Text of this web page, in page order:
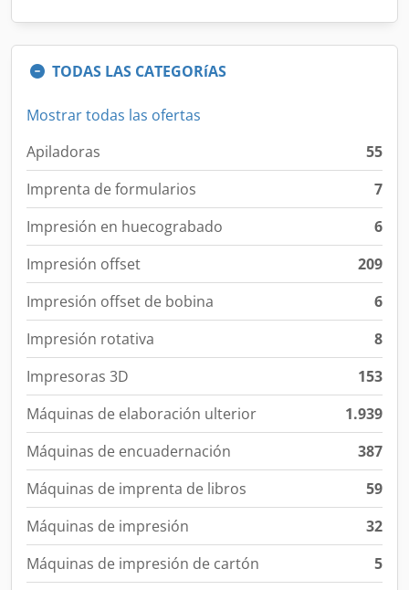
TODAS LAS CATEGORíAS
Mostrar todas las ofertas
Apiladoras
55
Imprenta de formularios
7
Impresión en huecograbado
6
Impresión offset
209
Impresión offset de bobina
6
Impresión rotativa
8
Impresoras 3D
153
Máquinas de elaboración ulterior
1.939
Máquinas de encuadernación
387
Máquinas de imprenta de libros
59
Máquinas de impresión
32
Máquinas de impresión de cartón
5